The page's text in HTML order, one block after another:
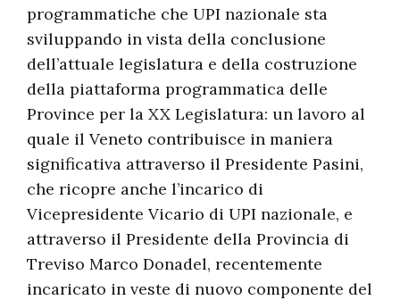
programmatiche che UPI nazionale sta
sviluppando in vista della conclusione
dell’attuale legislatura e della costruzione
della piattaforma programmatica delle
Province per la XX Legislatura: un lavoro al
quale il Veneto contribuisce in maniera
significativa attraverso il Presidente Pasini,
che ricopre anche l’incarico di
Vicepresidente Vicario di UPI nazionale, e
attraverso il Presidente della Provincia di
Treviso Marco Donadel, recentemente
incaricato in veste di nuovo componente del